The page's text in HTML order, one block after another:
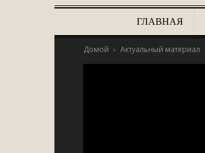
ГЛАВНАЯ
Домой Актуальный материал